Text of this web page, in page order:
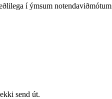
í ýmsum notendaviðmótum
send út.